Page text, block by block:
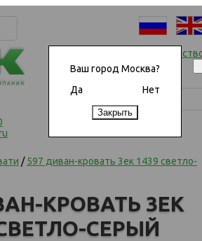
Ваш город Москва?
Да
Нет
Начать
/597 диван-кровать 3ек 1439 светло-
КРОВАТЬ 3ЕК
СЕРЫЙ